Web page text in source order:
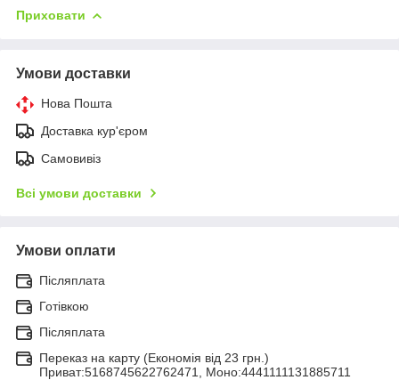
Приховати
Умови доставки
Нова Пошта
Доставка кур'єром
Самовивіз
Всі умови доставки
Умови оплати
Післяплата
Готівкою
Післяплата
Переказ на карту (Економія від 23 грн.)
Приват:5168745622762471, Моно:4441111131885711